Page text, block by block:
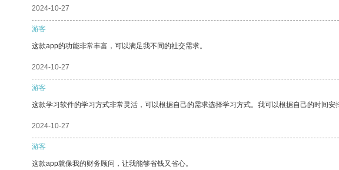
2024-10-27
游客
这款app的功能非常丰富，可以满足我不同的社交需求。
2024-10-27
游客
这款学习软件的学习方式非常灵活，可以根据自己的需求选择学习方式。我可以根据自己的时间安
2024-10-27
游客
这款app就像我的财务顾问，让我能够省钱又省心。